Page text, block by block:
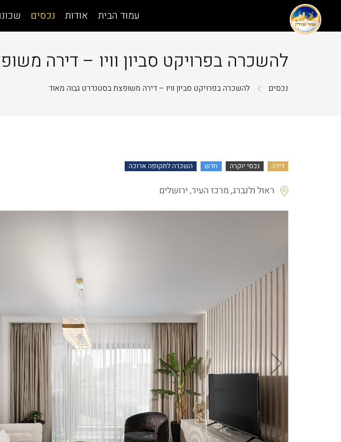
עמוד הבית אודות נכסים
להשכרה בפרויקט סביון וויו – דירה
נכסים להשכרה בפרויקט סביון וויו – דירה משופצת בסטנדרט גבוה מאוד
דירה נכסי יוקרה חדש השכרה לתקופה ארוכה
ראול ולנברג, מרכז העיר, ירושלים